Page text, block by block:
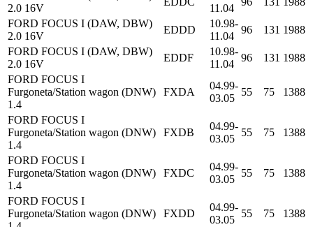
2.0 16V
11.04
FORD FOCUS I (DAW, DBW)
2.0 16V
EDDD
10.98-
11.04
96 131 1988
FORD FOCUS I (DAW, DBW)
2.0 16V
EDDF
10.98-
11.04
96 131 1988
FORD FOCUS I
Furgoneta/Station wagon (DNW)
1.4
FXDA
04.99-
03.05
55 75 1388
FORD FOCUS I
Furgoneta/Station wagon (DNW)
1.4
FXDB
04.99-
03.05
55 75 1388
FORD FOCUS I
Furgoneta/Station wagon (DNW)
1.4
FXDC
04.99-
03.05
55 75 1388
FORD FOCUS I
Furgoneta/Station wagon (DNW)
FXDD
04.99-
03.05
55 75 1388